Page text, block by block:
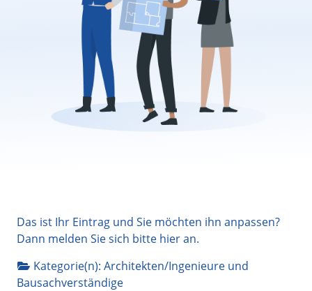
Das ist Ihr Eintrag und Sie möchten ihn anpassen?
Dann melden Sie sich bitte hieran.
Kategorie(n): Architekten/Ingenieure und
Bausachverständige